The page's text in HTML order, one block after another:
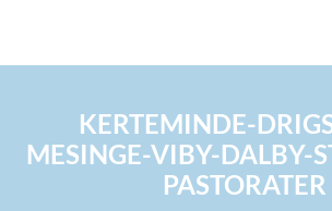
KERTEMINDE-
MESINGE-VIBY-DALBY-
PASTORATER